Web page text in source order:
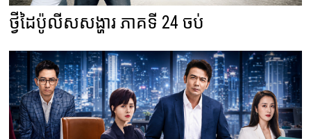
ថ្វីដៃប៉ូលីសសង្ហារ ភាគទី 24 ចប់